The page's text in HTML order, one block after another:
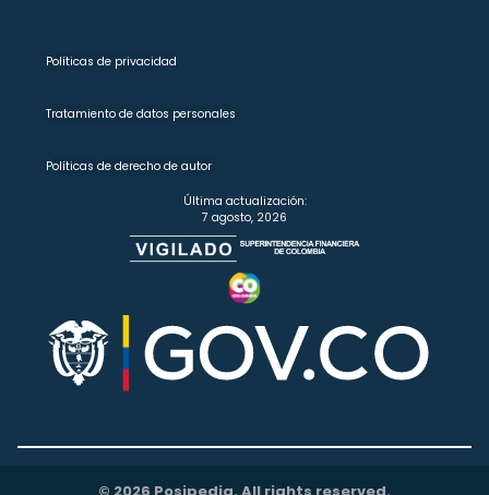
Políticas de privacidad
Tratamiento de datos personales
Políticas de derecho de autor
Última actualización:
7 agosto, 2026